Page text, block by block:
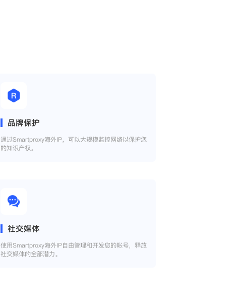
品牌保护
通过Smartproxy海外IP，可以大规模监控网络以保护您
的知识产权。
社交媒体
使用Smartproxy海外IP自由管理和开发您的帐号，释放
社交媒体的全部潜力。